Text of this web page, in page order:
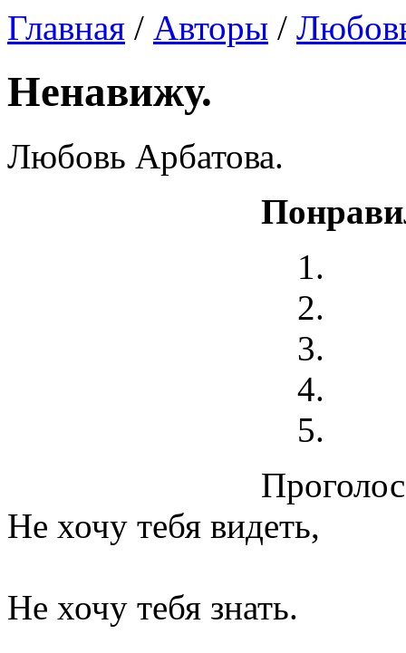
Главная / Авторы /
Ненавижу.
Любовь Арбатова.
Не хочу тебя видеть,
Не хочу тебя знать.